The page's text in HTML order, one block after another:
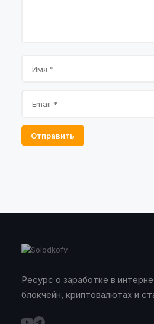
Отправить
Ресурс о заработке в
блокчейн, криптовалютах и